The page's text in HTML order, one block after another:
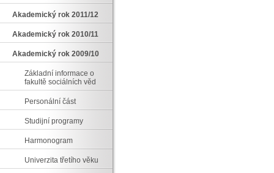
Akademický rok 2011/12
Akademický rok 2010/11
Akademický rok 2009/10
Základní informace o
fakultě sociálních věd
Personální část
Studijní programy
Harmonogram
Univerzita třetího věku